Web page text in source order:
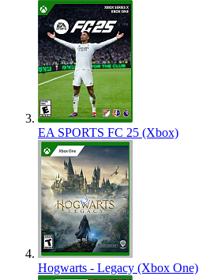
EA SPORTS FC 25 (Xbox)
Hogwarts - Legacy (Xbox One)